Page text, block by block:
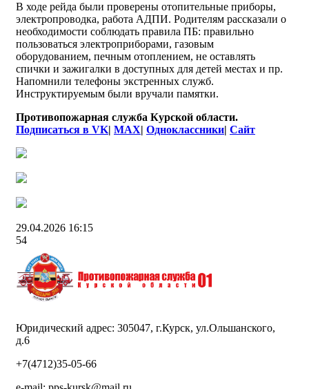
В ходе рейда были проверены отопительные приборы,
электропроводка, работа АДПИ. Родителям рассказали о
необходимости соблюдать правила ПБ: правильно
пользоваться электроприборами, газовым
оборудованием, печным отоплением, не оставлять
спички и зажигалки в доступных для детей местах и пр.
Напомнили телефоны экстренных служб.
Инструктируемым были вручали памятки.
Противопожарная служба Курской области.
Подписаться в VK| MAX| Одноклассники| Сайт
29.04.2026 16:15
54
Юридический адрес: 305047, г.Курск, ул.Ольшанского,
д.6
+7(4712)35-05-66